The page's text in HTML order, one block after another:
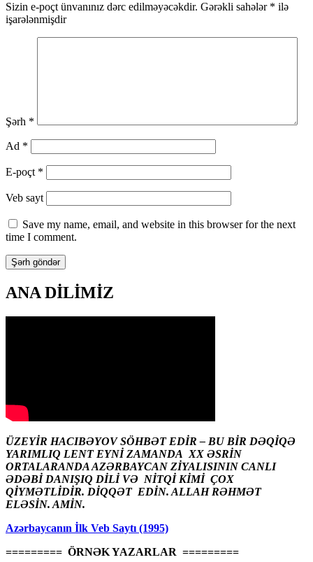
Sizin e-poçt ünvanınız dərc edilməyəcəkdir. Gərəkli sahələr * ilə
işarələnmişdir
Şərh *
Ad *
E-poçt *
Veb sayt
Save my name, email, and website in this browser for the next
time I comment.
ANA DİLİMİZ
ÜZEYİR HACIBƏYOV SÖHBƏT EDİR – BU BİR DƏQİQƏ
YARIMLIQ LENT EYNİ ZAMANDA XX ƏSRİN
ORTALARANDA AZƏRBAYCAN ZİYALISININ CANLI
ƏDƏBİ DANIŞIQ DİLİ VƏ NİTQİ KİMİ ÇOX
QİYMƏTLİDİR. DİQQƏT EDİN. ALLAH RƏHMƏT
ELƏSİN. AMİN.
Azərbaycanın İlk Veb Saytı (1995)
========= ÖRNƏK YAZARLAR =========